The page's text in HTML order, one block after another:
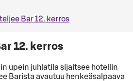
Bar 12. kerros
12. kerros
upein juhlatila sijaitsee hotellin
Barista avautuu henkeäsalpaava